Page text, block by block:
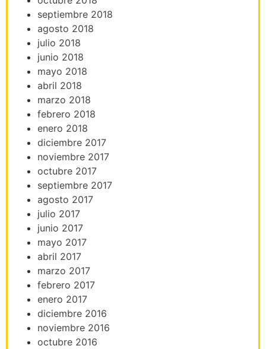
septiembre 2018
agosto 2018
julio 2018
junio 2018
mayo 2018
abril 2018
marzo 2018
febrero 2018
enero 2018
diciembre 2017
noviembre 2017
octubre 2017
septiembre 2017
agosto 2017
julio 2017
junio 2017
mayo 2017
abril 2017
marzo 2017
febrero 2017
enero 2017
diciembre 2016
noviembre 2016
octubre 2016